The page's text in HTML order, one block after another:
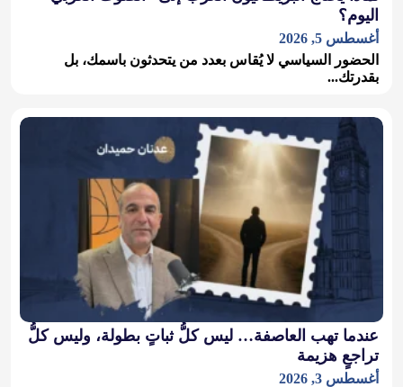
اليوم؟
أغسطس 5, 2026
الحضور السياسي لا يُقاس بعدد من يتحدثون باسمك، بل
بقدرتك...
عندما تهب العاصفة… ليس كلُّ ثباتٍ بطولة، وليس كلُّ
تراجعٍ هزيمة
أغسطس 3, 2026